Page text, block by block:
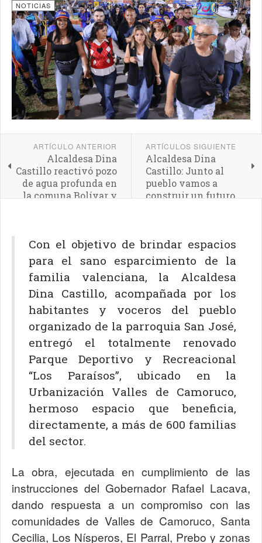
NOTICIAS
ARTÍCULO ANTERIOR
Alcaldesa Dina
Castillo reactivó pozo
de agua profunda en
la comuna Bolívar y
ARTÍCULOS SIGUIENTE
Alcaldesa Dina
Castillo: Junto al
pueblo vamos a
construir un futuro
Con el objetivo de brindar espacios
para el sano esparcimiento de la
familia valenciana, la Alcaldesa
Dina Castillo, acompañada por los
habitantes y voceros del pueblo
organizado de la parroquia San José,
entregó el totalmente renovado
Parque Deportivo y Recreacional
“Los Paraísos”, ubicado en la
Urbanización Valles de Camoruco,
hermoso espacio que beneficia,
directamente, a más de 600 familias
del sector.
La obra, ejecutada en cumplimiento de las
instrucciones del Gobernador Rafael Lacava,
dando respuesta a un compromiso con las
comunidades de Valles de Camoruco, Santa
Cecilia, Los Nísperos, El Parral, Prebo y zonas